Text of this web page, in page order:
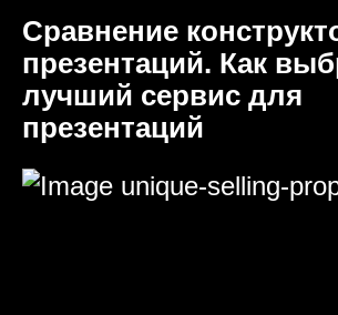
Сравнение
презентаций. Как
лучший сервис для
презентаций